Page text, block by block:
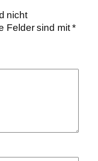
nicht
Felder sind mit*